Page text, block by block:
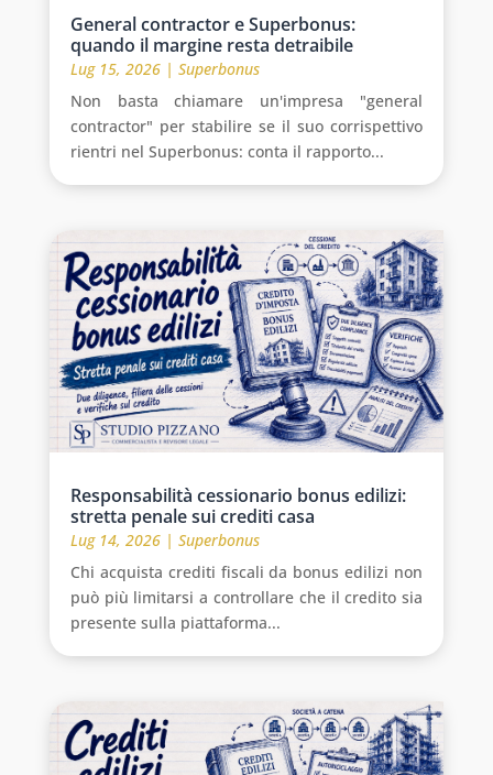
General contractor e Superbonus:
quando il margine resta detraibile
Lug 15, 2026| Superbonus
Non basta chiamare un'impresa "general
contractor" per stabilire se il suo corrispettivo
rientri nel Superbonus: conta il rapporto...
Responsabilità cessionario bonus edilizi:
stretta penale sui crediti casa
Lug 14, 2026| Superbonus
Chi acquista crediti fiscali da bonus edilizi non
può più limitarsi a controllare che il credito sia
presente sulla piattaforma...